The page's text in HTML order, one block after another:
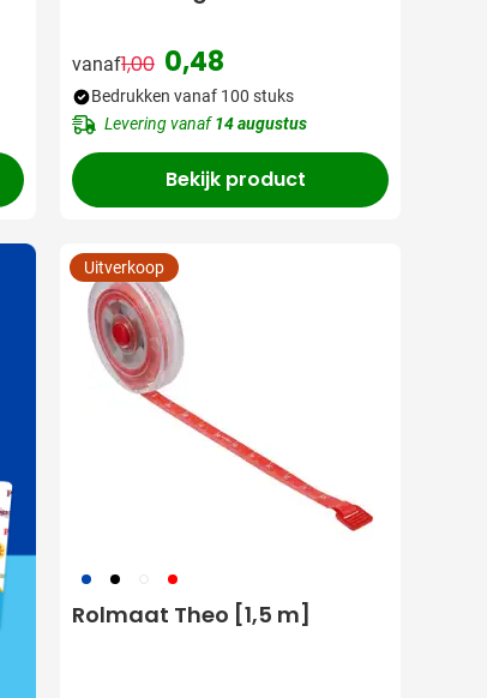
vanaf
Normale prijs
1,00 0,48
Bedrukken vanaf 100 stuks
Levering vanaf14 augustus
Bekijk product
023 001 002 008
Rolmaat Theo [1,5 m]
Uitverkoop